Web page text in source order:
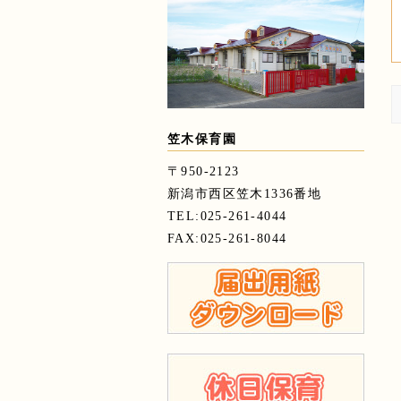
笠木保育園
〒950-2123
新潟市西区笠木1336番地
TEL:025-261-4044
FAX:025-261-8044